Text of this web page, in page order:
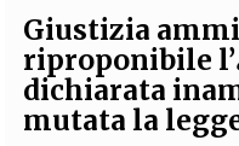
Giustizia
riproponibile l’
dichiarata
mutata la